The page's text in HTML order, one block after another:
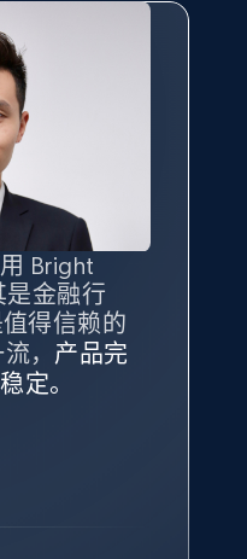
Bright
是金融行
得信赖的
， 产品完
定。
代理基础
网络数据。
的验证码
Bright Data
。Bright
求，并通过
队，让我们
最好、
是 Bright
作用的地
的可靠性印
也非常满
们非常有帮
的合作感
都很不错，
常认可。